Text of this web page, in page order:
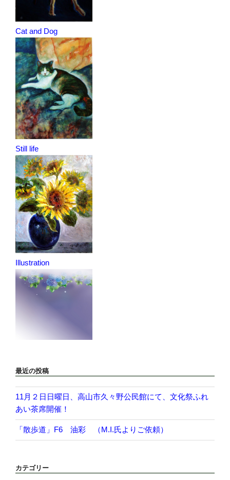
Cat and Dog
Still life
Illustration
最近の投稿
11月２日日曜日、高山市久々野公民館にて、文化祭ふれ
あい茶席開催！
「散歩道」F6 油彩 （M.I.氏よりご依頼）
カテゴリー